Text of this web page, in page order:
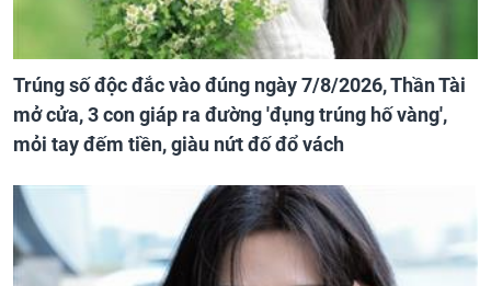
Trúng số độc đắc vào đúng ngày 7/8/2026, Thần Tài
mở cửa, 3 con giáp ra đường 'đụng trúng hố vàng',
mỏi tay đếm tiền, giàu nứt đố đổ vách